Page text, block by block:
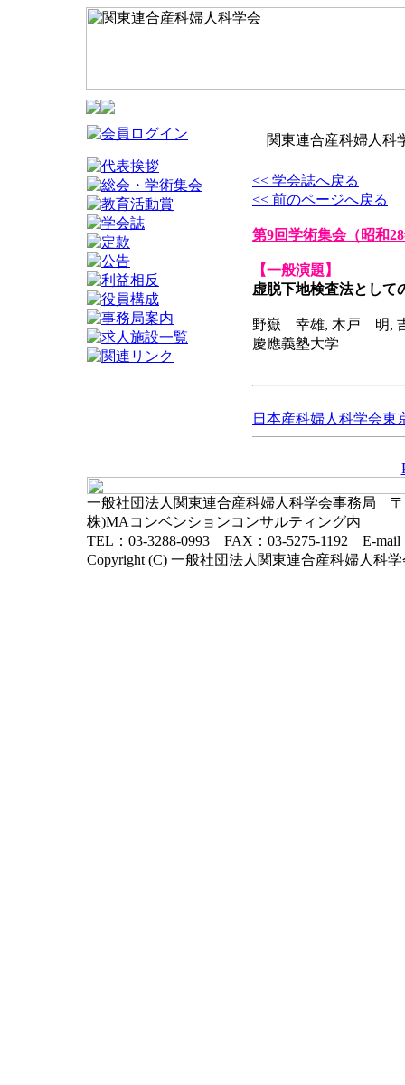
関東連合産科婦人科
<< 学会誌へ戻る
<< 前のページへ戻る
第9回学術集会（昭和
【一般演題】
虚脱下地検査法として
野嶽 幸雄, 木戸 明,
慶應義塾大学
日本産科婦人科学会東
一般社団法人関東連合産科婦人科学会事務局 〒
株)MAコンベンションコンサルティング内
TEL：03-3288-0993 FAX：03-5275-1192 E-mail
Copyright (C) 一般社団法人関東連合産科婦人科